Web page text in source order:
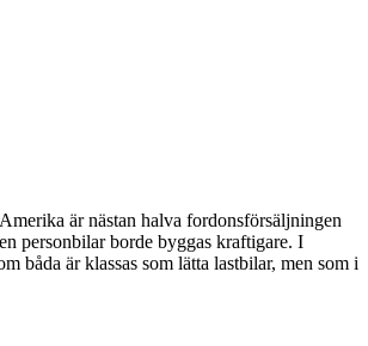
är nästan halva fordonsförsäljningen
personbilar borde byggas kraftigare. I
båda är klassas som lätta lastbilar, men som i